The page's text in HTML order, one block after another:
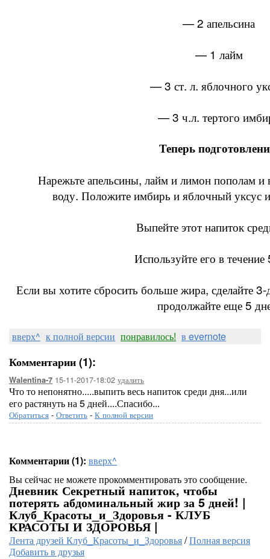
— 2 апельсина
— 1 лайм
— 3 ст. л. яблочного
— 3 ч.л. тертого
Теперь
Нарежьте апельсины, лайм и лимон пополам
воду. Положите имбирь и яблочный уксус
Выпейте этот напиток
Используйте его в
Если вы хотите сбросить больше жира, сделайте
продолжайте еще 5
вверх^ к полной версии понравилось! в evernote
Комментарии (1):
Walentina-7 15-11-2017-18:02 удалить
Что то непонятно.....выпить весь напиток среди дня...или
его растянуть на 5 дней....Спасибо...
Обратиться - Ответить - К полной версии
Комментарии (1): вверх^
Вы сейчас не можете прокомментировать это сообщение.
Дневник Секретный напиток, чтобы
потерять абдоминальный жир за 5 дней! |
Клуб_Красоты_и_Здоровья - КЛУБ
КРАСОТЫ И ЗДОРОВЬЯ |
Лента друзей Клуб_Красоты_и_Здоровья/Полная версия
Добавить в друзья